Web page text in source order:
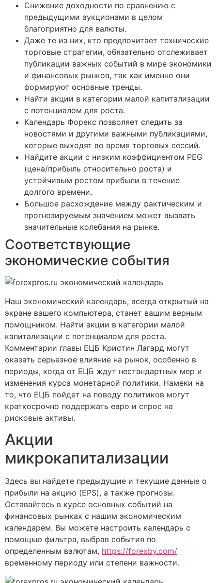
Снижение доходности по сравнению с
предыдущими аукционами в целом
благоприятно для валюты.
Даже те из них, кто предпочитает технические
торговые стратегии, обязательно отслеживает
публикации важных событий в мире экономики
и финансовых рынков, так как именно они
формируют основные тренды.
Найти акции в категории малой капитализации
с потенциалом для роста.
Календарь Форекс позволяет следить за
новостями и другими важными публикациями,
которые выходят во время торговых сессий.
Найдите акции с низким коэффициентом PEG
(цена/прибыль относительно роста) и
устойчивым ростом прибыли в течение
долгого времени.
Большое расхождение между фактическим и
прогнозируемым значением может вызвать
значительные колебания на рынке.
Соответствующие
экономические события
Наш экономический календарь, всегда открытый на
экране вашего компьютера, станет вашим верным
помощником. Найти акции в категории малой
капитализации с потенциалом для роста.
Комментарии главы ЕЦБ Кристин Лагард могут
оказать серьезное влияние на рынок, особенно в
периоды, когда от ЕЦБ ждут нестандартных мер и
изменения курса монетарной политики. Намеки на
то, что ЕЦБ пойдет на поводу политиков могут
краткосрочно поддержать евро и спрос на
рисковые активы.
Акции
микрокапитализации
Здесь вы найдете предыдущие и текущие данные о
прибыли на акцию (EPS), а также прогнозы.
Оставайтесь в курсе основных событий на
финансовых рынках с нашим экономическим
календарем. Вы можете настроить календарь с
помощью фильтра, выбрав события по
определенным валютам, https://forexby.com/
временному периоду или степени важности.